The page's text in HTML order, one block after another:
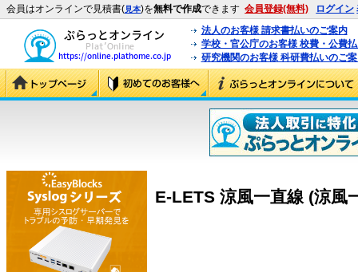
会員はオンラインで見積書(見本)を無料で作成できます 会員登録(無料) ログイン
法人のお客様 請求書払いのご案内
学校・官公庁のお客様 校費・公費
研究機関のお客様 科研費払いのご
E-LETS 涼風一直線 (涼風